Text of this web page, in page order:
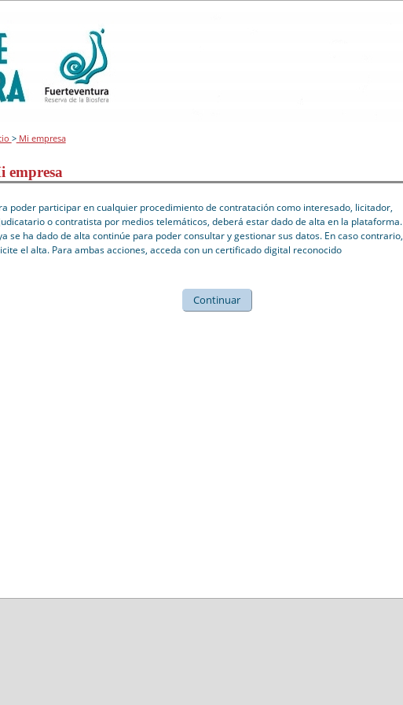
>Mi empresa
empresa
poder participar en cualquier procedimiento de contratación como interesado, licitador,
o contratista por medios telemáticos, deberá estar dado de alta en la plataforma.
se ha dado de alta continúe para poder consultar y gestionar sus datos. En caso contrario,
el alta. Para ambas acciones, acceda con un certificado digital reconocido
Continuar